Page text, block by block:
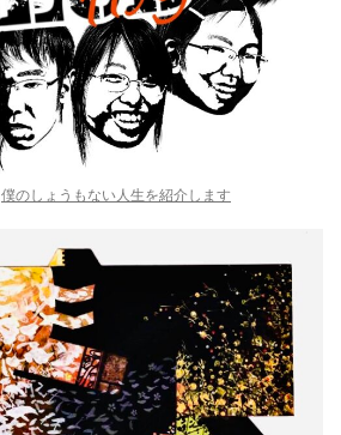
僕のしょうもない人生を紹介します